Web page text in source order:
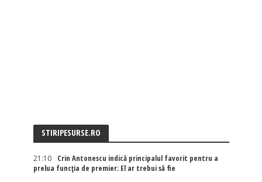
STIRIPESURSE.RO
21:10
Crin Antonescu indică principalul favorit pentru a
prelua funcția de premier: El ar trebui să fie